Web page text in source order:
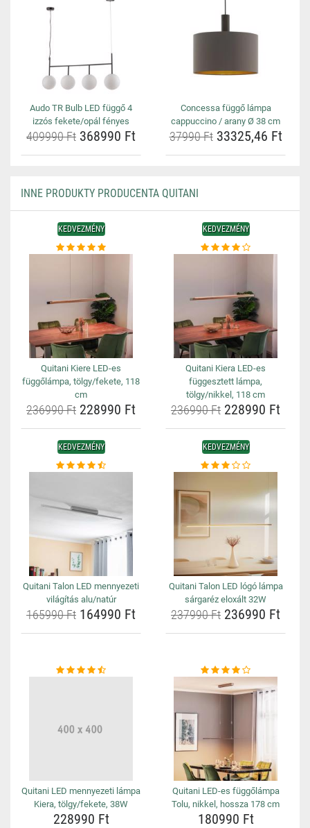
Audo TR Bulb LED függő 4
izzós fekete/opál fényes
409990 Ft 368990 Ft
Concessa függő lámpa
cappuccino / arany Ø 38 cm
37990 Ft33325,46 Ft
INNE PRODUKTY PRODUCENTA QUITANI
KEDVEZMÉNY
Quitani Kiere LED-es
függőlámpa, tölgy/fekete, 118
cm
236990 Ft 228990 Ft
KEDVEZMÉNY
Quitani Kiera LED-es
függesztett lámpa,
tölgy/nikkel, 118 cm
236990 Ft 228990 Ft
KEDVEZMÉNY
Quitani Talon LED mennyezeti
világítás alu/natúr
165990 Ft 164990 Ft
KEDVEZMÉNY
Quitani Talon LED lógó lámpa
sárgaréz eloxált 32W
237990 Ft 236990 Ft
Quitani LED mennyezeti lámpa
Kiera, tölgy/fekete, 38W
228990 Ft
Quitani LED-es függőlámpa
Tolu, nikkel, hossza 178 cm
180990 Ft